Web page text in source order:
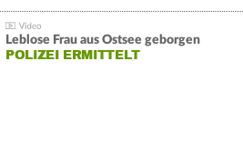
Leblose Frau aus Ostsee geborgen
POLIZEI ERMITTELT